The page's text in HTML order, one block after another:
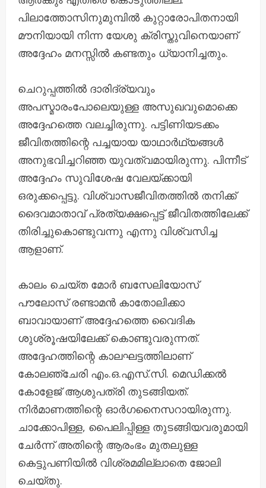
പിലാത്തോസിനുമുമ്പിൽ കുറ്റാരോപിതനായി
മൗനിയായി നിന്ന യേശു ക്രിസ്തുവിനെയാണ്
അദ്ദേഹം മനസ്സിൽ കണ്ടതും ധ്യാനിച്ചതും.
ചെറുപ്പത്തിൽ ദാരിദ്ര്യവും
അപസ്മാരംപോലെയുള്ള അസുഖവുമൊക്കെ
അദ്ദേഹത്തെ വലച്ചിരുന്നു. പട്ടിണിയടക്കം
ജീവിതത്തിന്റെ പച്ചയായ യാഥാർഥ്യങ്ങൾ
അനുഭവിച്ചറിഞ്ഞ യുവത്വമായിരുന്നു. പിന്നീട്
അദ്ദേഹം സുവിശേഷ വേലയ്‌ക്കായി
ഒരുക്കപ്പെട്ടു. വിശ്വാസജീവിതത്തിൽ തനിക്ക്
ദൈവമാതാവ് പ്രത്യക്ഷപ്പെട്ട്‌ ജീവിതത്തിലേക്ക്
തിരിച്ചുകൊണ്ടുവന്നു എന്നു വിശ്വസിച്ച
ആളാണ്.
കാലം ചെയ്ത മോർ ബസേലിയോസ്
പൗലോസ് രണ്ടാമൻ കാതോലിക്കാ
ബാവായാണ് അദ്ദേഹത്തെ വൈദിക
ശുശ്രൂഷയിലേക്ക് കൊണ്ടുവരുന്നത്.
അദ്ദേഹത്തിന്റെ കാലഘട്ടത്തിലാണ്
കോലഞ്ചേരി എം.ഒ.എസ്‌.സി. മെഡിക്കൽ
കോളേജ് ആശുപത്രി തുടങ്ങിയത്.
നിർമാണത്തിന്റെ ഓർഗനൈസറായിരുന്നു.
ചാക്കോപിള്ള, പൈലിപ്പിള്ള തുടങ്ങിയവരുമായി
ചേർന്ന് അതിന്റെ ആരംഭം മുതലുള്ള
കെട്ടുപണിയിൽ വിശ്രമമില്ലാതെ ജോലി
ചെയ്തു.